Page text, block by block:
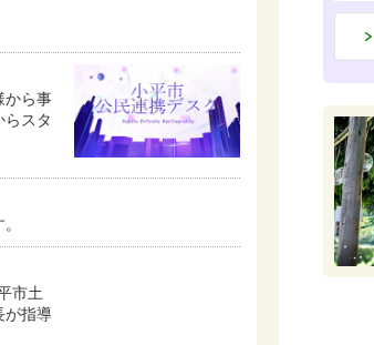
から事
スタ
市土
が指導